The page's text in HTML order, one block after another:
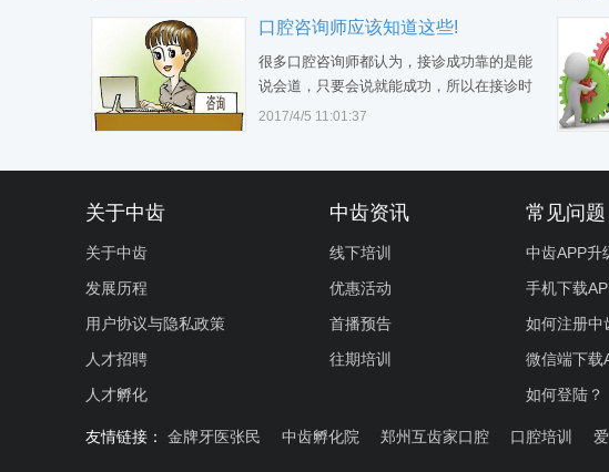
果仅仅只是这样，那说明你还没有真正认识
或开发出电话回访的价值。 电话回访是有效
维护客户关系的一种很好的方式，…
口腔咨询师应该知道这些!
很多口腔咨询师都认为，接诊成功靠的是能
说会道，只要会说就能成功，所以在接诊时
在患者面前滔滔不绝，而大部分患者都还没
的感觉，在接诊过程中，80%成交要…
2017/4/5 11:01:37
关于中齿
关于中齿
发展历程
用户协议与隐私政策
人才招聘
人才孵化
中齿资讯
线下培训
优惠活动
首播预告
往期培训
常见问题
中齿APP升
手机下载
如何注册中
微信端下载
如何登陆？
友情链接： 金牌牙医张民 中齿孵化院 郑州互齿家口腔 口腔培训